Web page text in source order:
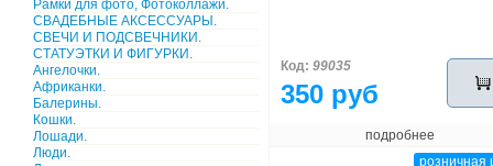
Рамки для фото, Фотоколлажи.
СВАДЕБНЫЕ АКСЕССУАРЫ.
СВЕЧИ И ПОДСВЕЧНИКИ.
СТАТУЭТКИ И ФИГУРКИ.
Ангелочки.
Африканки.
Балерины.
Кошки.
Лошади.
Люди.
Код: 99035
350 руб
подробнее
розничная